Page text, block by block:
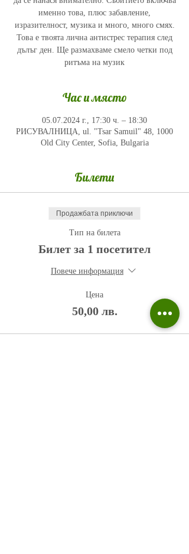
именно това, плюс забавление,
изразителност, музика и много, много смях.
Това е твоята лична антистрес терапия след
дълъг ден. Ще размахваме смело четки под
ритъма на музик
Час и място
05.07.2024 г., 17:30 ч. – 18:30
РИСУВАЛНИЦА, ul. "Tsar Samuil" 48, 1000
Old City Center, Sofia, Bulgaria
Билети
Продажбата приключи
Тип на билета
Билет за 1 посетител
Повече информация
Цена
50,00 лв.